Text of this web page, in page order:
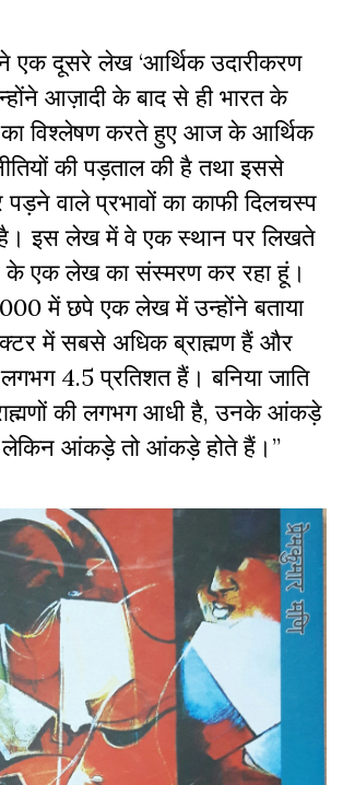
एक दूसरे लेख ‘आर्थिक उदारीकरण
आज़ादी के बाद से ही भारत के
का विश्लेषण करते हुए आज के आर्थिक
की पड़ताल की है तथा इससे
वाले प्रभावों का काफी दिलचस्प
है। इस लेख में वे एक स्थान पर लिखते
एक लेख का संस्मरण कर रहा हूं।
में छपे एक लेख में उन्होंने बताया
में सबसे अधिक ब्राह्मण हैं और
4.5 प्रतिशत हैं। बनिया जाति
की लगभग आधी है, उनके आंकड़े
लेकिन आंकड़े तो आंकड़े होते हैं।”